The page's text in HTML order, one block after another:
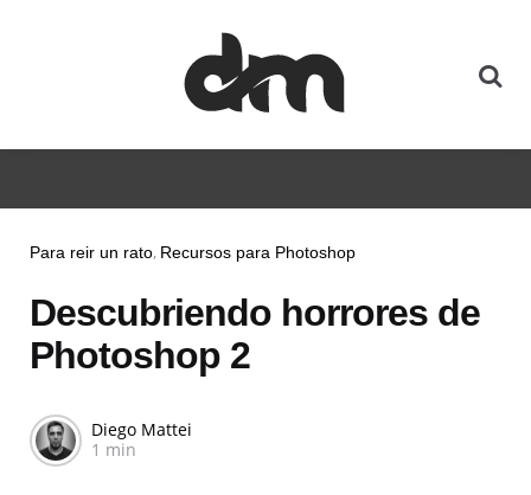
Para reir un rato Recursos para Photoshop
Descubriendo horrores de
Photoshop 2
Diego Mattei
1 min